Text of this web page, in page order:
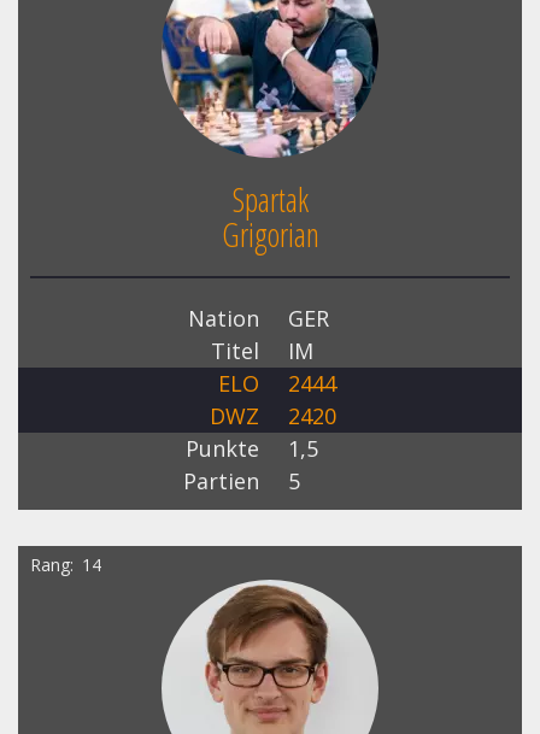
Spartak
Grigorian
Nation
GER
Titel
IM
ELO
2444
DWZ
2420
Punkte
1,5
Partien
5
Rang 14